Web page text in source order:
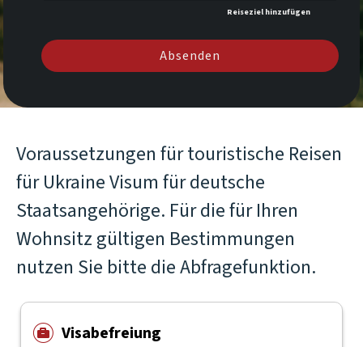
Reiseziel hinzufügen
Absenden
Voraussetzungen für touristische Reisen
für Ukraine Visum für deutsche
Staatsangehörige. Für die für Ihren
Wohnsitz gültigen Bestimmungen
nutzen Sie bitte die Abfragefunktion.
Visabefreiung